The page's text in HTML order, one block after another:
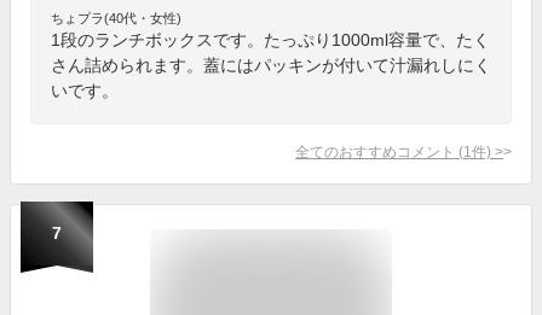
ちょプラ(40代・女性)
1段のランチボックスです。たっぷり1000ml容量で、たく
さん詰められます。蓋にはパッキンが付いて汁漏れしにく
いです。
全てのおすすめコメント (1 件) >
7